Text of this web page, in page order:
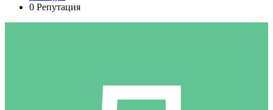
0 Репутация